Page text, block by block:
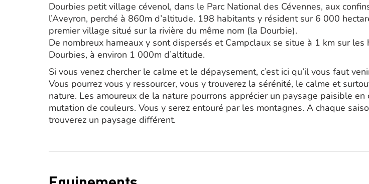
Dourbies petit village cévenol, dans le Parc National des Cévennes, aux
l’Aveyron, perché à 860m d’altitude. 198 habitants y résident sur 6 000
premier village situé sur la rivière du même nom (la Dourbie).
De nombreux hameaux y sont dispersés et Campclaux se situe à 1 km sur les
Dourbies, à environ 1 000m d’altitude.
Si vous venez chercher le calme et le dépaysement, c’est ici qu’il vous faut
Vous pourrez vous y ressourcer, vous y trouverez la sérénité, le calme et
nature. Les amoureux de la nature pourrons apprécier un paysage paisible en
mutation de couleurs. Vous y serez entouré par les montagnes. A chaque
trouverez un paysage différent.